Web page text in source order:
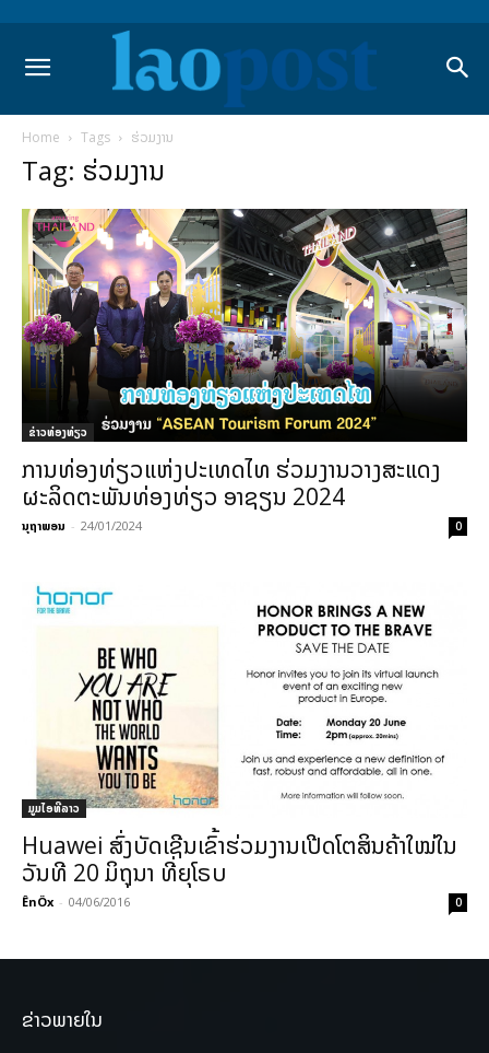
Home Tags ຮ່ວມງານ
Tag: ຮ່ວມງານ
​ຂ່າວທ່ອງທ່ຽວ
ການທ່ອງທ່ຽວແຫ່ງປະເທດໄທ ຮ່ວມງານວາງສະແດງ
ຜະລິດຕະພັນທ່ອງທ່ຽວ ອາຊຽນ 2024
ນຸຖາພອນ - 24/01/2024 0
ມູມໄອທີລາວ
Huawei ສົ່ງບັດເຊີນເຂົ້າຮ່ວມງານເປີດໂຕສິນຄ້າໃໝ່ໃນ
ວັນທີ 20 ມິຖຸນາ ທີ່ຍຸໂຣບ
ÊnÖx - 04/06/2016 0
ຂ່າວພາຍໃນ